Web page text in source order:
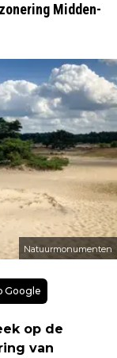
Midden-
Natuurmonumenten
Google
op de
van